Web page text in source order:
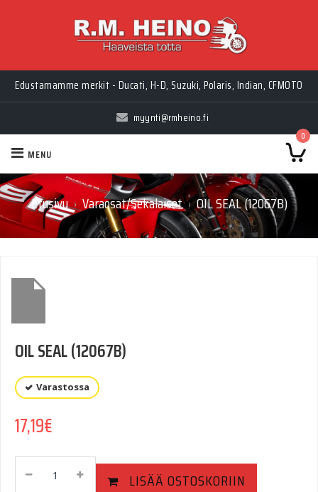
Edustamamme merkit - Ducati, H-D, Suzuki, Polaris, Indian, CFMOTO
myynti@rmheino.fi
0
MENU
Etusivu › Varaosat/Sekalaiset › OIL SEAL (12067B)
OIL SEAL (12067B)
Varastossa
17,19€
LISÄÄ OSTOSKORIIN